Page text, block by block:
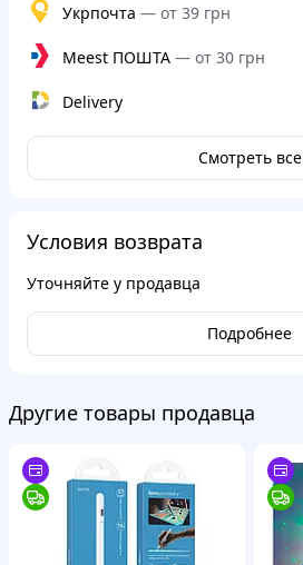
Укрпочта — от 39 грн
Meest ПОШТА — от 30 грн
Delivery
Смотреть все
Условия возврата
Уточняйте у продавца
Подробнее
Другие товары продавца